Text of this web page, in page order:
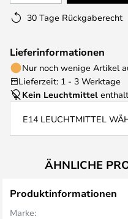
30 Tage Rückgaberecht
Lieferinformationen
Nur noch wenige Artikel
Lieferzeit: 1 - 3 Werktage
Kein Leuchtmittel
E14 LEUCHTMITTEL
ÄHNLICHE
Produktinformationen
Marke: